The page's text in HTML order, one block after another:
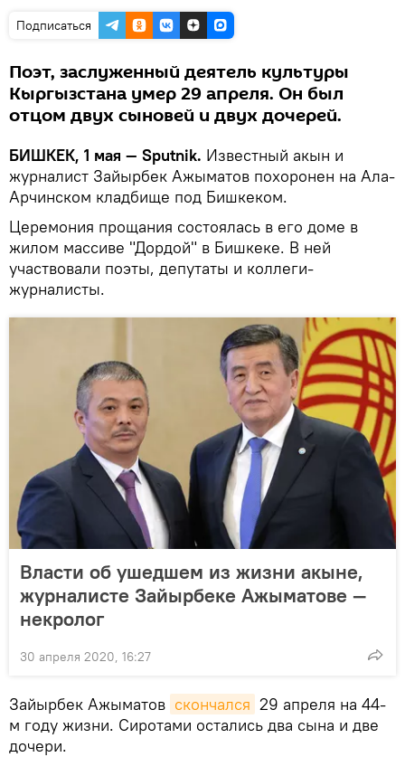
Подписаться
Поэт, заслуженный деятель культуры
Кыргызстана умер 29 апреля. Он был
отцом двух сыновей и двух дочерей.
БИШКЕК, 1 мая — Sputnik. Известный акын и
журналист Зайырбек Ажыматов похоронен на Ала-
Арчинском кладбище под Бишкеком.
Церемония прощания состоялась в его доме в
жилом массиве "Дордой" в Бишкеке. В ней
участвовали поэты, депутаты и коллеги-
журналисты.
Власти об ушедшем из жизни акыне,
журналисте Зайырбеке Ажыматове —
некролог
30 апреля 2020, 16:27
Зайырбек Ажыматов скончался 29 апреля на 44-
м году жизни. Сиротами остались два сына и две
дочери.